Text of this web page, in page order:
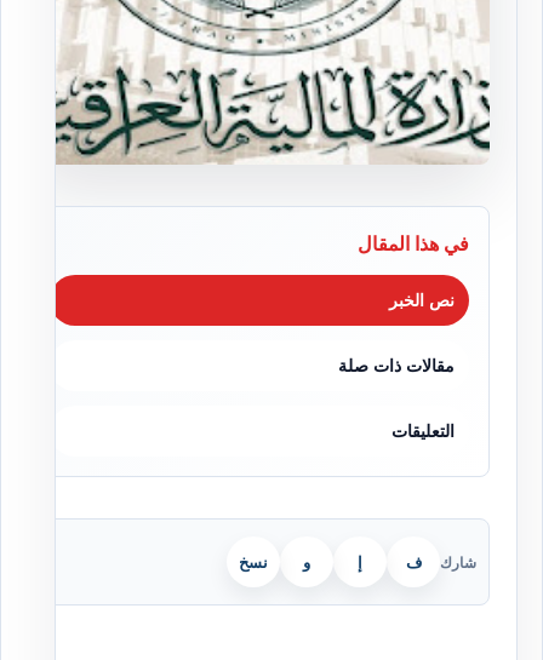
في هذا المقال
نص الخبر
مقالات ذات صلة
التعليقات
شارك ف إ و نسخ